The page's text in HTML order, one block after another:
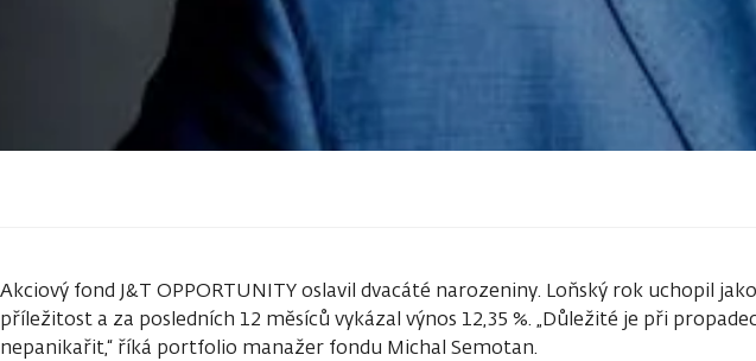
Akciový fond J&T OPPORTUNITY oslavil dvacáté narozeniny. Loňský rok uchopil jako
příležitost a za posledních 12 měsíců vykázal výnos 12,35 %. „Důležité je při
nepanikařit,“ říká portfolio manažer fondu Michal Semotan.